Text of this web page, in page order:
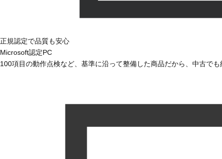
正規認定で品質も安心
Microsoft認定PC
100項目の動作点検など、基準に沿って整備した商品だから、中古で